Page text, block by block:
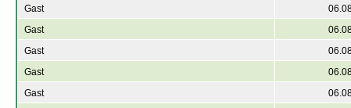
Gast
Gast
Gast
Gast
Gast